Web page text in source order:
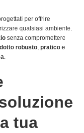
per offrire
qualsiasi ambiente.
senza compromettere
robusto, pratico e
.
tua